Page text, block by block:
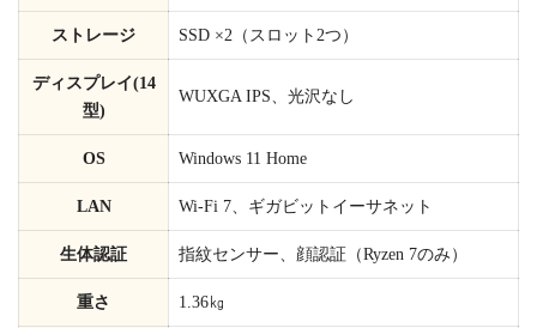
ストレージ SSD ×2（スロット2つ）
ディスプレイ(14
型)
WUXGA IPS、光沢なし
OS Windows 11 Home
LAN Wi-Fi 7、ギガビットイーサネット
生体認証 指紋センサー、顔認証（Ryzen 7のみ）
重さ 1.36㎏